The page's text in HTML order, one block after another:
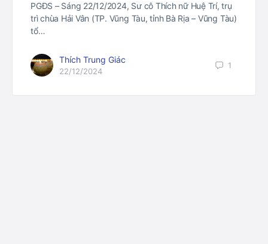
PGĐS – Sáng 22/12/2024, Sư cô Thích nữ Huệ Trí, trụ
trì chùa Hải Vân (TP. Vũng Tàu, tỉnh Bà Rịa – Vũng Tàu)
tổ…
Thích Trung Giác
22/12/2024
1